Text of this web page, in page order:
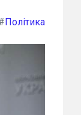
Політика